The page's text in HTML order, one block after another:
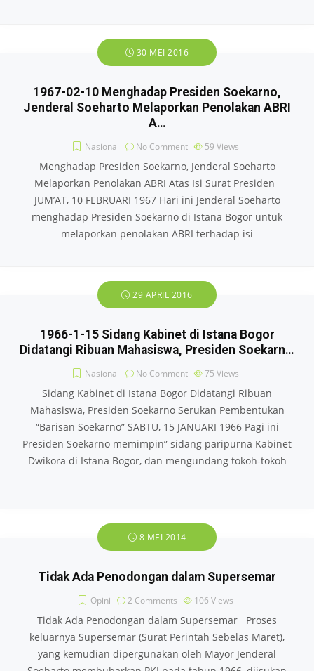
30 MEI 2016
1967-02-10 Menghadap Presiden Soekarno,
Jenderal Soeharto Melaporkan Penolakan ABRI
A…
Nasional No Comment 59 Views
Menghadap Presiden Soekarno, Jenderal Soeharto
Melaporkan Penolakan ABRI Atas Isi Surat Presiden
JUM’AT, 10 FEBRUARI 1967 Hari ini Jenderal Soeharto
menghadap Presiden Soekarno di Istana Bogor untuk
melaporkan penolakan ABRI terhadap isi
29 APRIL 2016
1966-1-15 Sidang Kabinet di Istana Bogor
Didatangi Ribuan Mahasiswa, Presiden Soekarn…
Nasional No Comment 75 Views
Sidang Kabinet di Istana Bogor Didatangi Ribuan
Mahasiswa, Presiden Soekarno Serukan Pembentukan
“Barisan Soekarno” SABTU, 15 JANUARI 1966 Pagi ini
Presiden Soekarno memimpin” sidang paripurna Kabinet
Dwikora di Istana Bogor, dan mengundang tokoh-tokoh
8 MEI 2014
Tidak Ada Penodongan dalam Supersemar
Opini 2 Comments 106 Views
Tidak Ada Penodongan dalam Supersemar Proses
keluarnya Supersemar (Surat Perintah Sebelas Maret),
yang kemudian dipergunakan oleh Mayor Jenderal